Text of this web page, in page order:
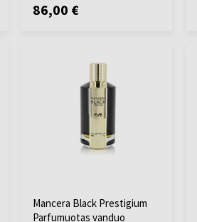
86,00 €
Mancera Black Prestigium
Parfumuotas vanduo